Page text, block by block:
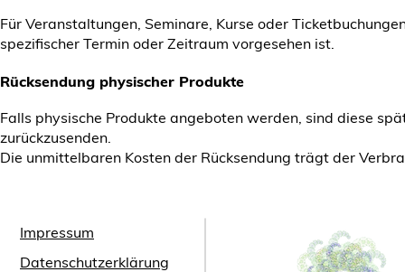
Für Veranstaltungen, Seminare, Kurse oder
spezifischer Termin oder Zeitraum vorgesehen ist.
Rücksendung physischer Produkte
Falls physische Produkte angeboten werden, sind diese
zurückzusenden.
Die unmittelbaren Kosten der Rücksendung trägt der
Impressum
Datenschutzerklärung